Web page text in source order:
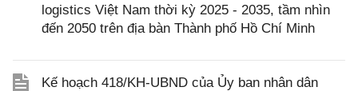
logistics Việt Nam thời kỳ 2025 - 2035, tầm nhìn
đến 2050 trên địa bàn Thành phố Hồ Chí Minh
Kế hoạch 418/KH-UBND của Ủy ban nhân dân